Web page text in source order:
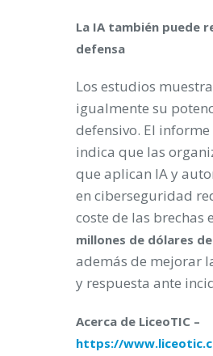
La IA también puede
defensa
Los estudios
igualmente su
defensivo. El informe
indica que las
que aplican IA y
en ciberseguridad
coste de las brechas
millones de dólares
además de mejorar
y respuesta ante
Acerca de LiceoTIC –
https://